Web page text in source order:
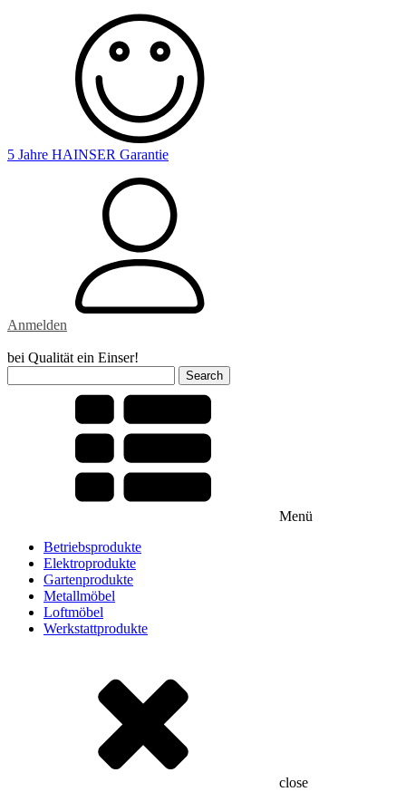
5 Jahre HAINSER Garantie
Anmelden
bei Qualität ein Einser!
for:
Menü
Betriebsprodukte
Elektroprodukte
Gartenprodukte
Metallmöbel
Loftmöbel
Werkstattprodukte
close